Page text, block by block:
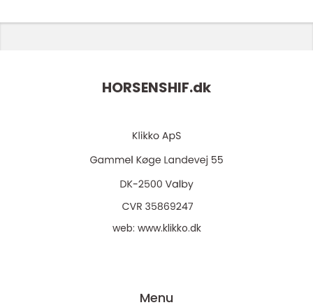
HORSENSHIF.dk
web: www.klikko.dk
Menu